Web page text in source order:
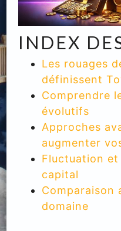
INDEX
Les rouages
définissent
Comprendre
évolutifs
Approches
augmenter
Fluctuation
capital
Comparaison
domaine